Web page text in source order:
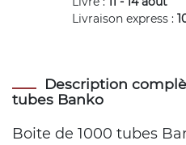
Livraison express :
Description
tubes Banko
Boite de 1000 tubes